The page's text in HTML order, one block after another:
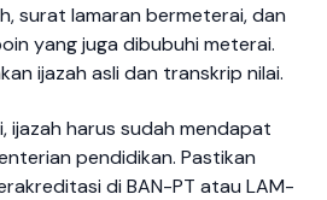
surat lamaran bermeterai, dan
yang juga dibubuhi meterai.
ijazah asli dan transkrip nilai.
ijazah harus sudah mendapat
pendidikan. Pastikan
di BAN-PT atau LAM-